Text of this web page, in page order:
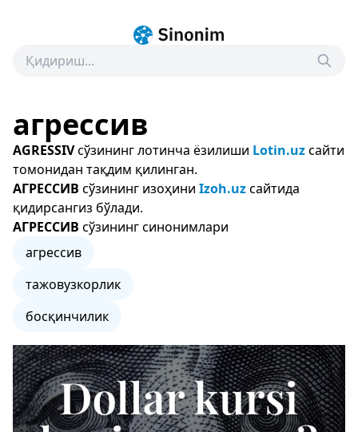
агрессив
AGRESSIVсўзининг лотинча ёзилиши Lotin.uzсайти
томонидан тақдим қилинган.
АГРЕССИВ сўзининг изоҳини Izoh.uzсайтида
қидирсангиз бўлади.
АГРЕССИВ сўзининг синонимлари
агрессив
тажовузкорлик
босқинчилик